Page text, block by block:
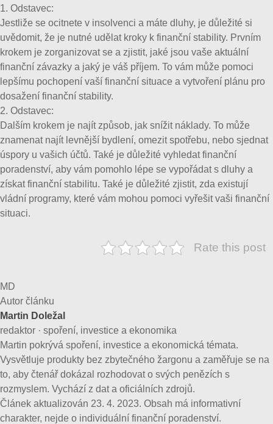
1. Odstavec:
Jestliže se ocitnete v insolvenci a máte dluhy, je důležité si
uvědomit, že je nutné udělat kroky k finanční stability. Prvním
krokem je zorganizovat se a zjistit, jaké jsou vaše aktuální
finanční závazky a jaký je váš příjem. To vám může pomoci
lepšímu pochopení vaší finanční situace a vytvoření plánu pro
dosažení finanční stability.
2. Odstavec:
Dalším krokem je najít způsob, jak snížit náklady. To může
znamenat najít levnější bydlení, omezit spotřebu, nebo sjednat
úspory u vašich účtů. Také je důležité vyhledat finanční
poradenství, aby vám pomohlo lépe se vypořádat s dluhy a
získat finanční stabilitu. Také je důležité zjistit, zda existují
vládní programy, které vám mohou pomoci vyřešit vaši finanční
situaci.
Rate this post
MD
Autor článku
Martin Doležal
redaktor · spoření, investice a ekonomika
Martin pokrývá spoření, investice a ekonomická témata.
Vysvětluje produkty bez zbytečného žargonu a zaměřuje se na
to, aby čtenář dokázal rozhodovat o svých penězích s
rozmyslem. Vychází z dat a oficiálních zdrojů.
Článek aktualizován 23. 4. 2023. Obsah má informativní
charakter, nejde o individuální finanční poradenství.